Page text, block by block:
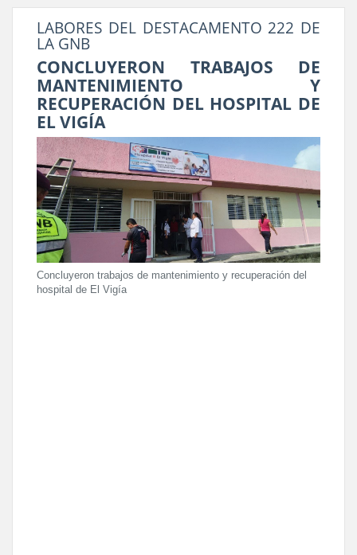
LABORES DEL DESTACAMENTO 222 DE
LA GNB
CONCLUYERON TRABAJOS DE
MANTENIMIENTO Y
RECUPERACIÓN DEL HOSPITAL DE
EL VIGÍA
Concluyeron trabajos de mantenimiento y recuperación del
hospital de El Vigía